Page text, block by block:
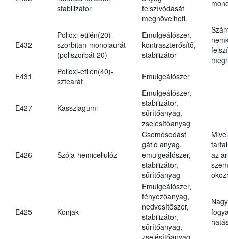
stabilizátor
felszívódását
megnövelheti.
E432
Polioxi-etilén(20)-
szorbitan-monolaurát
(poliszorbát 20)
Emulgeálószer,
kontraszterősítő,
stabilizátor
E431
Polioxi-etilén(40)-
sztearát
Emulgeálószer
E427 Kassziagumi
Emulgeálószer,
stabilizátor,
sűrítőanyag,
zselésítőanyag
E426 Szója-hemicellulóz
Csomósodást
gátló anyag,
emulgeálószer,
stabilizátor,
sűrítőanyag
az
E425 Konjak
Emulgeálószer,
fényezőanyag,
nedvesítőszer,
stabilizátor,
sűrítőanyag,
zselésítőanyag